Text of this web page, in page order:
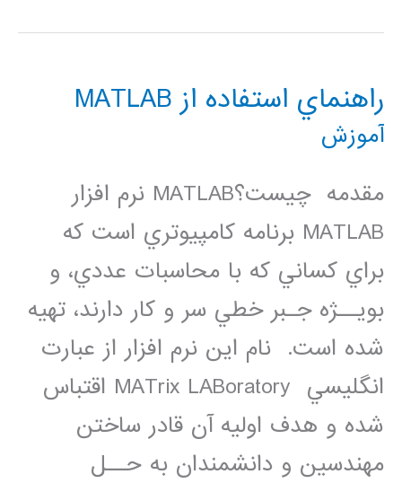
راهنماي استفاده از MATLAB
آموزش
مقدمه چيست؟MATLAB نرم افزار
MATLAB برنامه كامپيوتري است كه
براي كساني كه با محاسبات عددي، و
بويــژه جـبر خطي سر و كار دارند، تهيه
شده است. نام اين نرم افزار از عبارت
انگليسي MATrix LABoratory اقتباس
شده و هدف اوليه آن قادر ساختن
مهندسين و دانشمندان به حــل